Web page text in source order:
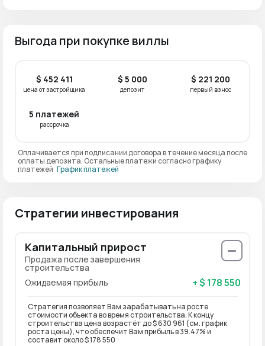
Выгода при покупке виллы
$ 452 411
цена от застройщика
$ 5 000
депозит
$ 221 200
первый взнос
5 платежей
рассрочка
Оплачивается при подписании договора в течение месяца после
оплаты депозита. Остальные платежи согласно графику
платежей График платежей
Стратегии инвестирования
Капитальный прирост
Продажа после завершения
строительства
Ожидаемая прибыль
+ $ 178 550
Стратегия позволяет Вам зарабатывать на росте
стоимости объекта во время строительства. К концу
строительства цена возрастёт до $ 630 961 (см. график
роста цены), что обеспечит Вам прибыль в 39.47% и
составит около $ 178 550